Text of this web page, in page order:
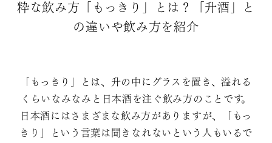
粋な飲み方「もっきり」とは？「升酒」と
の違いや飲み方を紹介
「もっきり」とは、升の中にグラスを置き、溢れる
くらいなみなみと日本酒を注ぐ飲み方のことです。
日本酒にはさまざまな飲み方がありますが、「もっ
きり」という言葉は聞きなれないという人もいるで